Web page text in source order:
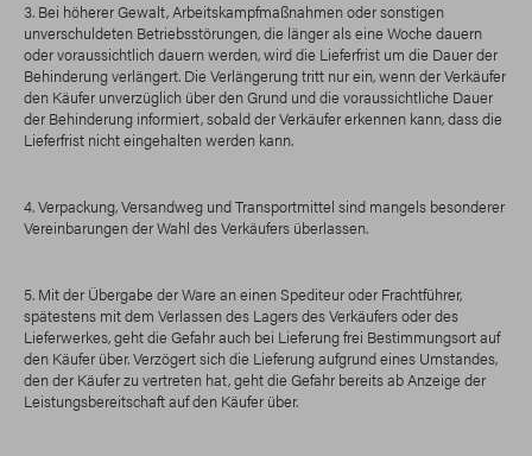
3. Bei höherer Gewalt, Arbeitskampfmaßnahmen oder sonstigen
unverschuldeten Betriebsstörungen, die länger als eine Woche dauern
oder voraussichtlich dauern werden, wird die Lieferfrist um die Dauer der
Behinderung verlängert. Die Verlängerung tritt nur ein, wenn der Verkäufer
den Käufer unverzüglich über den Grund und die voraussichtliche Dauer
der Behinderung informiert, sobald der Verkäufer erkennen kann, dass die
Lieferfrist nicht eingehalten werden kann.
4. Verpackung, Versandweg und Transportmittel sind mangels besonderer
Vereinbarungen der Wahl des Verkäufers überlassen.
5. Mit der Übergabe der Ware an einen Spediteur oder Frachtführer,
spätestens mit dem Verlassen des Lagers des Verkäufers oder des
Lieferwerkes, geht die Gefahr auch bei Lieferung frei Bestimmungsort auf
den Käufer über. Verzögert sich die Lieferung aufgrund eines Umstandes,
den der Käufer zu vertreten hat, geht die Gefahr bereits ab Anzeige der
Leistungsbereitschaft auf den Käufer über.